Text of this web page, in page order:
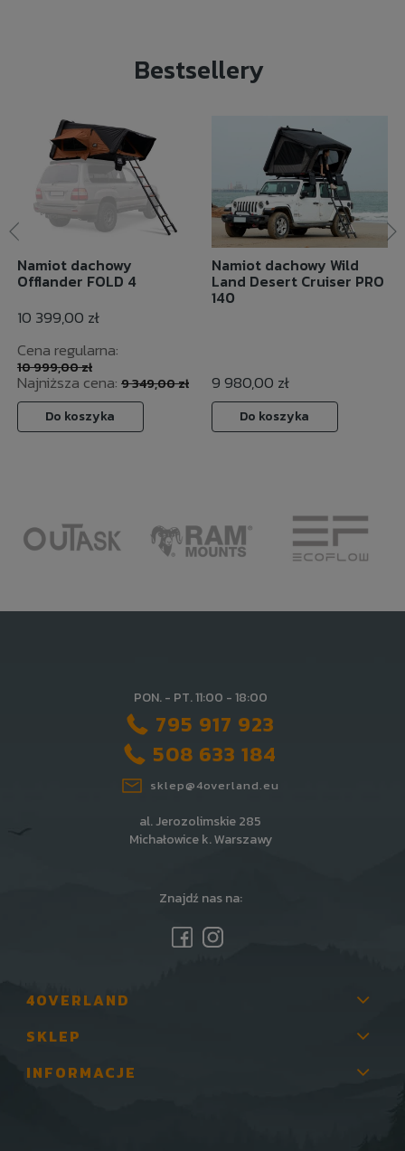
Bestsellery
Namiot dachowy
Offlander FOLD 4
10 399,00 zł
Cena regularna:
10 999,00 zł
Najniższa cena: 9 349,00 zł
Do koszyka
Namiot dachowy Wild
Land Desert Cruiser PRO
140
9 980,00 zł
Do koszyka
PON. - PT. 11:00 - 18:00
795 917 923
508 633 184
sklep@4overland.eu
al. Jerozolimskie 285
Michałowice k. Warszawy
Znajdź nas na:
4OVERLAND
SKLEP
INFORMACJE